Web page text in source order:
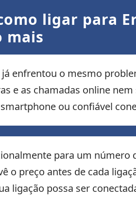
ligar para
mais
enfrentou o mesmo
e as chamadas online nem
ou confiável
para um número
o preço antes de cada
ligação possa ser